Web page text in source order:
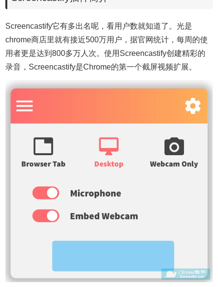
Screencastify它有多出名呢，看用户数就知道了。光是
chrome商店里就有接近500万用户，据官网统计，每周的使
用者更是达到800多万人次。使用Screencastify创建精彩的
录音，Screencastify是Chrome的第一个截屏视频扩展。